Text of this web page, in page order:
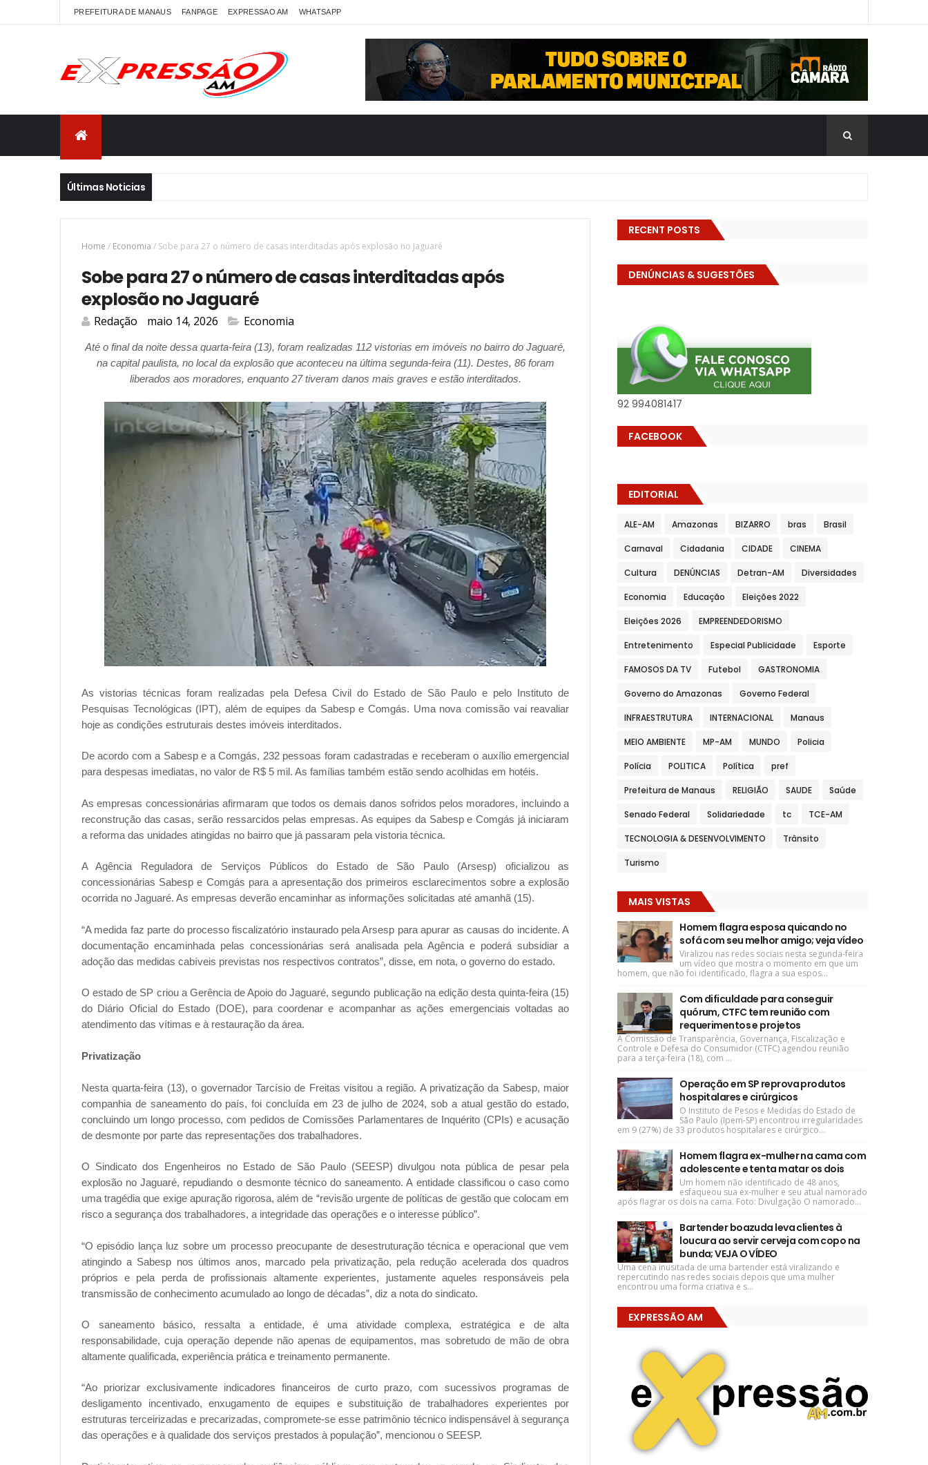
PREFEITURA DE MANAUS FANPAGE EXPRESSAO AM WHATSAPP
Últimas Noticias
Home / Economia / Sobe para 27 o número de casas interditadas após explosão no Jaguaré
Sobe para 27 o número de casas interditadas após
explosão no Jaguaré
Redação maio 14, 2026 Economia
Até o final da noite dessa quarta-feira (13), foram realizadas 112 vistorias em imóveis no bairro do Jaguaré,
na capital paulista, no local da explosão que aconteceu na última segunda-feira (11). Destes, 86 foram
liberados aos moradores, enquanto 27 tiveram danos mais graves e estão interditados.
As vistorias técnicas foram realizadas pela Defesa Civil do Estado de São Paulo e pelo Instituto de
Pesquisas Tecnológicas (IPT), além de equipes da Sabesp e Comgás. Uma nova comissão vai reavaliar
hoje as condições estruturais destes imóveis interditados.
De acordo com a Sabesp e a Comgás, 232 pessoas foram cadastradas e receberam o auxílio emergencial
para despesas imediatas, no valor de R$ 5 mil. As famílias também estão sendo acolhidas em hotéis.
As empresas concessionárias afirmaram que todos os demais danos sofridos pelos moradores, incluindo a
reconstrução das casas, serão ressarcidos pelas empresas. As equipes da Sabesp e Comgás já iniciaram
a reforma das unidades atingidas no bairro que já passaram pela vistoria técnica.
A Agência Reguladora de Serviços Públicos do Estado de São Paulo (Arsesp) oficializou as
concessionárias Sabesp e Comgás para a apresentação dos primeiros esclarecimentos sobre a explosão
ocorrida no Jaguaré. As empresas deverão encaminhar as informações solicitadas até amanhã (15).
“A medida faz parte do processo fiscalizatório instaurado pela Arsesp para apurar as causas do incidente. A
documentação encaminhada pelas concessionárias será analisada pela Agência e poderá subsidiar a
adoção das medidas cabíveis previstas nos respectivos contratos”, disse, em nota, o governo do estado.
O estado de SP criou a Gerência de Apoio do Jaguaré, segundo publicação na edição desta quinta-feira (15)
do Diário Oficial do Estado (DOE), para coordenar e acompanhar as ações emergenciais voltadas ao
atendimento das vítimas e à restauração da área.
Privatização
Nesta quarta-feira (13), o governador Tarcísio de Freitas visitou a região. A privatização da Sabesp, maior
companhia de saneamento do país, foi concluída em 23 de julho de 2024, sob a atual gestão do estado,
concluindo um longo processo, com pedidos de Comissões Parlamentares de Inquérito (CPIs) e acusação
de desmonte por parte das representações dos trabalhadores.
O Sindicato dos Engenheiros no Estado de São Paulo (SEESP) divulgou nota pública de pesar pela
explosão no Jaguaré, repudiando o desmonte técnico do saneamento. A entidade classificou o caso como
uma tragédia que exige apuração rigorosa, além de “revisão urgente de políticas de gestão que colocam em
risco a segurança dos trabalhadores, a integridade das operações e o interesse público”.
“O episódio lança luz sobre um processo preocupante de desestruturação técnica e operacional que vem
atingindo a Sabesp nos últimos anos, marcado pela privatização, pela redução acelerada dos quadros
próprios e pela perda de profissionais altamente experientes, justamente aqueles responsáveis pela
transmissão de conhecimento acumulado ao longo de décadas”, diz a nota do sindicato.
O saneamento básico, ressalta a entidade, é uma atividade complexa, estratégica e de alta
responsabilidade, cuja operação depende não apenas de equipamentos, mas sobretudo de mão de obra
altamente qualificada, experiência prática e treinamento permanente.
“Ao priorizar exclusivamente indicadores financeiros de curto prazo, com sucessivos programas de
desligamento incentivado, enxugamento de equipes e substituição de trabalhadores experientes por
estruturas terceirizadas e precarizadas, compromete-se esse patrimônio técnico indispensável à segurança
das operações e à qualidade dos serviços prestados à população”, mencionou o SEESP.
RECENT POSTS
DENÚNCIAS & SUGESTÕES
92 994081417
FACEBOOK
EDITORIAL
ALE-AM Amazonas BIZARRO bras Brasil
Carnaval Cidadania CIDADE CINEMA
Cultura DENÚNCIAS Detran-AM Diversidades
Economia Educação Eleições 2022
Eleições 2026 EMPREENDEDORISMO
Entretenimento Especial Publicidade Esporte
FAMOSOS DA TV Futebol GASTRONOMIA
Governo do Amazonas Governo Federal
INFRAESTRUTURA INTERNACIONAL Manaus
MEIO AMBIENTE MP-AM MUNDO Policia
Polícia POLITICA Política pref
Prefeitura de Manaus RELIGIÃO SAUDE Saúde
Senado Federal Solidariedade tc TCE-AM
TECNOLOGIA & DESENVOLVIMENTO Trânsito
Turismo
MAIS VISTAS
Homem flagra esposa quicando no
sofá com seu melhor amigo; veja vídeo
Viralizou nas redes sociais nesta segunda-feira
um vídeo que mostra o momento em que um
homem, que não foi identificado, flagra a sua espos...
Com dificuldade para conseguir
quórum, CTFC tem reunião com
requerimentos e projetos
A Comissão de Transparência, Governança, Fiscalização e
Controle e Defesa do Consumidor (CTFC) agendou reunião
para a terça-feira (18), com ...
Operação em SP reprova produtos
hospitalares e cirúrgicos
O Instituto de Pesos e Medidas do Estado de
São Paulo (Ipem-SP) encontrou irregularidades
em 9 (27%) de 33 produtos hospitalares e cirúrgico...
Homem flagra ex-mulher na cama com
adolescente e tenta matar os dois
Um homem não identificado de 48 anos,
esfaqueou sua ex-mulher e seu atual namorado
após flagrar os dois na cama. Foto: Divulgação O namorado...
Bartender boazuda leva clientes à
loucura ao servir cerveja com copo na
bunda; VEJA O VÍDEO
Uma cena inusitada de uma bartender está viralizando e
repercutindo nas redes sociais depois que uma mulher
encontrou uma forma criativa e s...
EXPRESSÃO AM